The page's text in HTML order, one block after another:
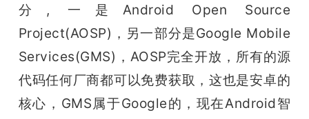
分, 一是Android Open Source
Project(AOSP)，另一部分是Google Mobile
Services(GMS)，AOSP完全开放，所有的源
代码任何厂商都可以免费获取，这也是安卓的
核心，GMS属于Google的，现在Android智